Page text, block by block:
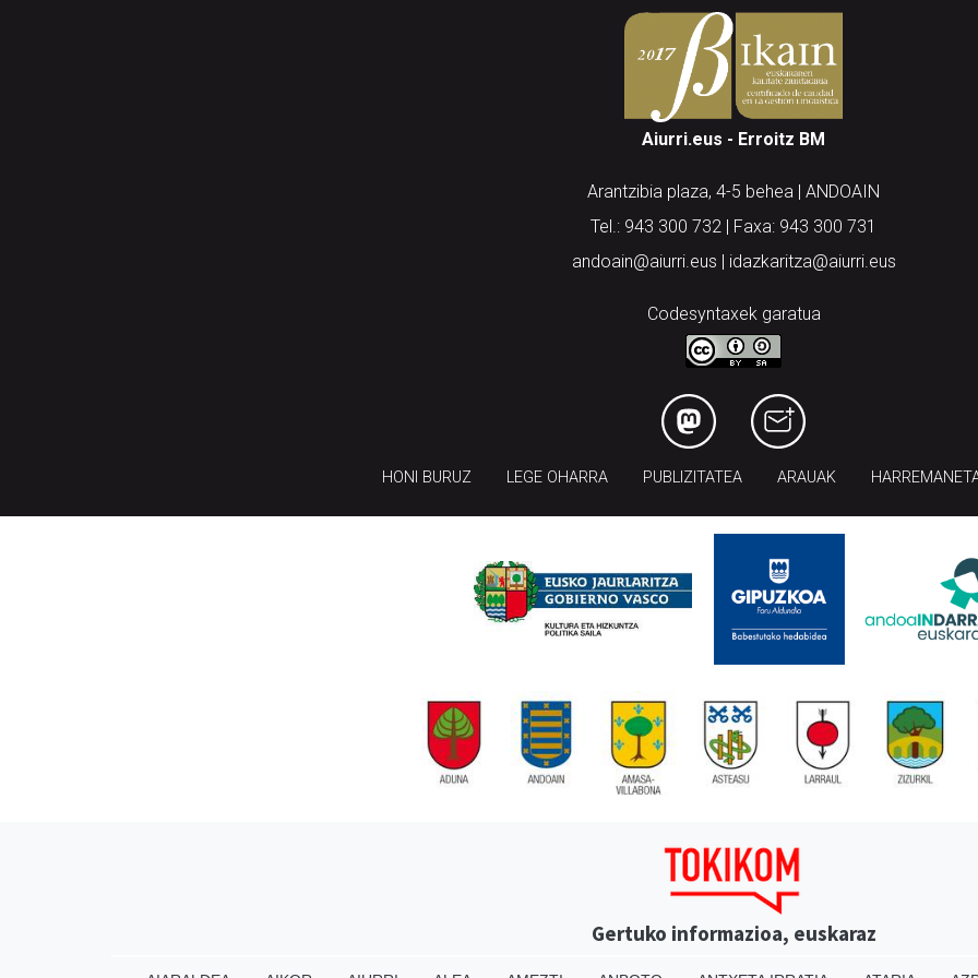
Aiurri.eus - Erroitz BM
Arantzibia plaza, 4-5 behea | ANDOAIN
Tel.: 943 300 732 | Faxa: 943 300 731
andoain@aiurri.eus | idazkaritza@aiurri.eus
Codesyntaxek garatua
HONI BURUZ LEGE OHARRA PUBLIZITATEA ARAUAK
Gertuko informazioa, euskaraz